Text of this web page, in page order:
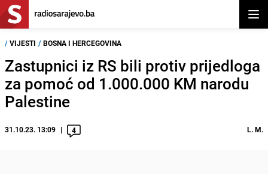
/ VIJESTI / BOSNA I HERCEGOVINA
Zastupnici iz RS bili protiv prijedloga
za pomoć od 1.000.000 KM narodu
Palestine
31.10.23. 13:09 4 L. M.